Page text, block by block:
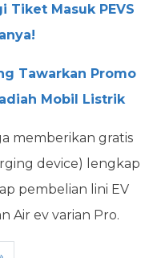
Tiket Masuk PEVS
Tawarkan Promo
Mobil Listrik
memberikan gratis
device) lengkap
pembelian lini EV
Air ev varian Pro.